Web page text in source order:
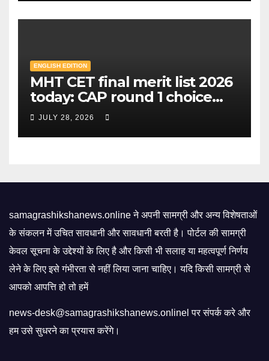
ENGLISH EDITION
MHT CET final merit list 2026
today: CAP round 1 choice
filling starts, here's what
candidates should know |
Mint
JULY 28, 2026
samagrashikshanews.online ने अपनी सामग्री और अन्य विशेषताओं
के संकलन में उचित सावधानी और सावधानी बरती है। पोर्टल की सामग्री
केवल सूचना के उद्देश्यों के लिए है और किसी भी सलाह या महत्वपूर्ण निर्णय
लेने के लिए इसे गंभीरता से नहीं लिया जाना चाहिए। यदि किसी सामग्री से
आपको आपत्ति हो तो हमें
news-desk@samagrashikshanews.onlinel पर संपर्क करे और
हम उसे सुधरने का प्रयास करेंगे।